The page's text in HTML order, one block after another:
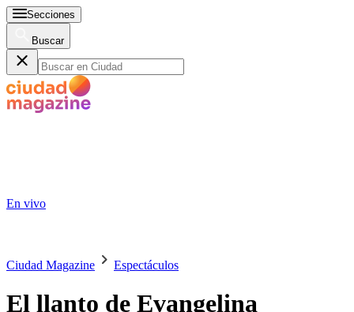
Secciones
Buscar
En vivo
Ciudad Magazine Espectáculos
El llanto de Evangelina